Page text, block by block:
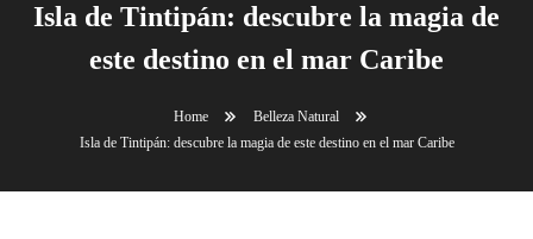
Isla de Tintipán: descubre la magia de
este destino en el mar Caribe
Home
Belleza Natural
Isla de Tintipán: descubre la magia de este destino en el mar Caribe